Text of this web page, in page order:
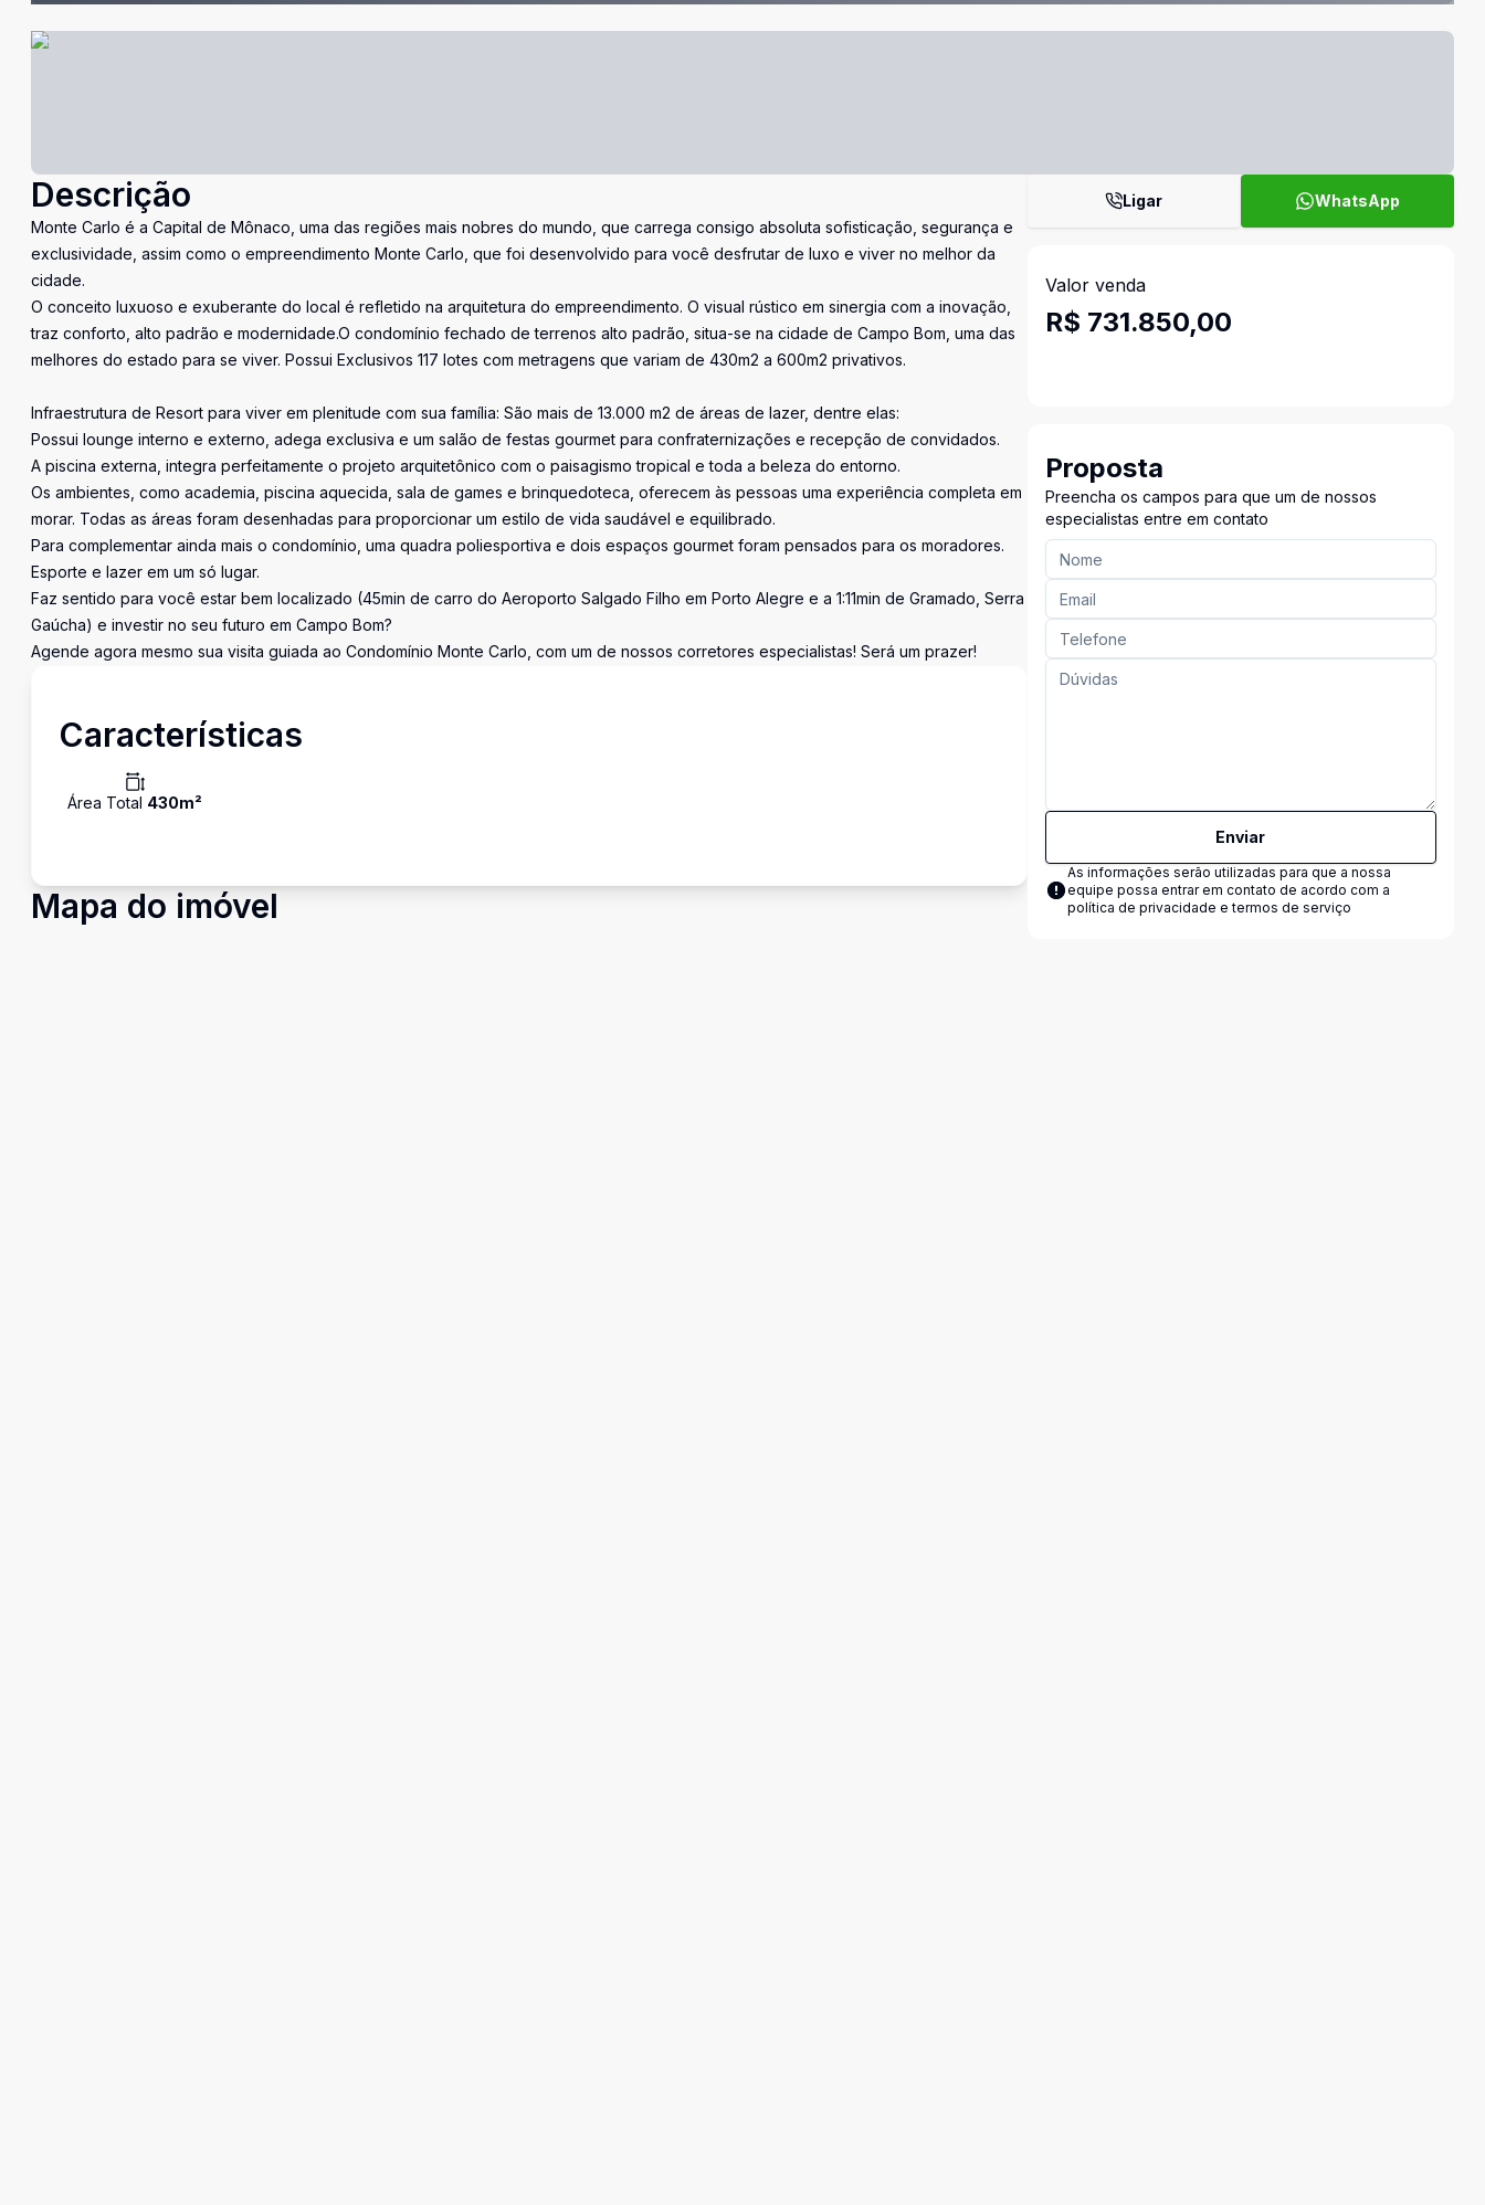
Descrição
Monte Carlo é a Capital de Mônaco, uma das regiões mais nobres do mundo, que carrega consigo absoluta sofisticação, segurança e
exclusividade, assim como o empreendimento Monte Carlo, que foi desenvolvido para você desfrutar de luxo e viver no melhor da
cidade.
O conceito luxuoso e exuberante do local é refletido na arquitetura do empreendimento. O visual rústico em sinergia com a inovação,
traz conforto, alto padrão e modernidade.O condomínio fechado de terrenos alto padrão, situa-se na cidade de Campo Bom, uma das
melhores do estado para se viver. Possui Exclusivos 117 lotes com metragens que variam de 430m2 a 600m2 privativos.
Infraestrutura de Resort para viver em plenitude com sua família: São mais de 13.000 m2 de áreas de lazer, dentre elas:
Possui lounge interno e externo, adega exclusiva e um salão de festas gourmet para confraternizações e recepção de convidados.
A piscina externa, integra perfeitamente o projeto arquitetônico com o paisagismo tropical e toda a beleza do entorno.
Os ambientes, como academia, piscina aquecida, sala de games e brinquedoteca, oferecem às pessoas uma experiência completa em
morar. Todas as áreas foram desenhadas para proporcionar um estilo de vida saudável e equilibrado.
Para complementar ainda mais o condomínio, uma quadra poliesportiva e dois espaços gourmet foram pensados para os moradores.
Esporte e lazer em um só lugar.
Faz sentido para você estar bem localizado (45min de carro do Aeroporto Salgado Filho em Porto Alegre e a 1:11min de Gramado, Serra
Gaúcha) e investir no seu futuro em Campo Bom?
Agende agora mesmo sua visita guiada ao Condomínio Monte Carlo, com um de nossos corretores especialistas! Será um prazer!
Características
Área Total 430m²
Mapa do imóvel
Ligar WhatsApp
Valor venda
R$ 731.850,00
Proposta
Preencha os campos para que um de nossos
especialistas entre em contato
Enviar
As informações serão utilizadas para que a nossa
equipe possa entrar em contato de acordo com a
política de privacidade e termos de serviço